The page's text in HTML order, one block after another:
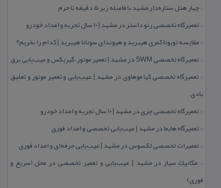
::چهار هتل‌ ستاره‌دار مشهد با فاصله زیر 5 دقیقه تا حرم
:: تعمیرگاه تخصصی رنو داستر در مشهد | ۱۰ سال تجربه و امداد خودرو
:: مقایسه تویوتا كمری هیبرید و هیوندای سوناتا هیبرید | كدام را بخریم؟
:: تعمیرگاه تخصصی SWM در مشهد | تعمیر موتور، گیربكس و عیب‌یابی برق
:: تعمیرگاه تخصصی كیا موهاوی در مشهد | عیب‌یابی و تعمیر موتور و تعلیق
بادی
:: تعمیرگاه تخصصی چری در مشهد | ۱۰ سال تجربه و امداد خودرو
:: تعمیرگاه هایما در مشهد | عیب‌یابی تخصصی و امداد فوری
:: تعمیرات تخصصی لكسوس در مشهد | عیب‌یابی حرفه‌ای و امداد فوری
:: مكانیك سیار در مشهد | عیب‌یابی و تعمیر تخصصی در محل (سریع و
فوری)